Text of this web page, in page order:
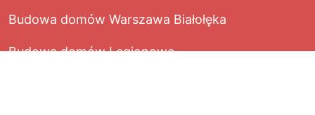
Budowa domów Warszawa Białołęka
Budowa domów Legionowo